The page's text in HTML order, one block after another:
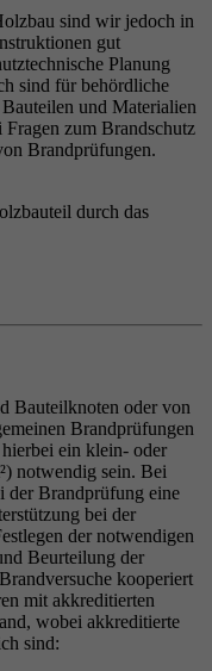
sind wir jedoch in
gut
Planung
sind für behördliche
und Materialien
zum Brandschutz
Brandprüfungen.
Bauteilknoten oder von
Brandprüfungen
ein klein- oder
notwendig sein. Bei
der Brandprüfung eine
bei der
der notwendigen
Beurteilung der
kooperiert
mit akkreditierten
wobei akkreditierte
sind: